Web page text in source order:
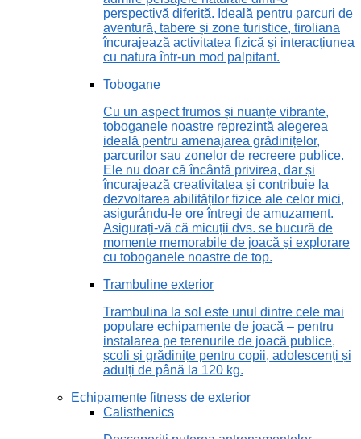
perspectivă diferită. Ideală pentru parcuri de
aventură, tabere și zone turistice, tiroliana
încurajează activitatea fizică și interacțiunea
cu natura într-un mod palpitant.
Tobogane
Cu un aspect frumos și nuanțe vibrante,
toboganele noastre reprezintă alegerea
ideală pentru amenajarea grădinițelor,
parcurilor sau zonelor de recreere publice.
Ele nu doar că încântă privirea, dar și
încurajează creativitatea și contribuie la
dezvoltarea abilităților fizice ale celor mici,
asigurându-le ore întregi de amuzament.
Asigurați-vă că micuții dvs. se bucură de
momente memorabile de joacă și explorare
cu toboganele noastre de top.
Trambuline exterior
Trambulina la sol este unul dintre cele mai
populare echipamente de joacă – pentru
instalarea pe terenurile de joacă publice,
școli și grădinițe pentru copii, adolescenți și
adulți de până la 120 kg.
Echipamente fitness de exterior
Calisthenics